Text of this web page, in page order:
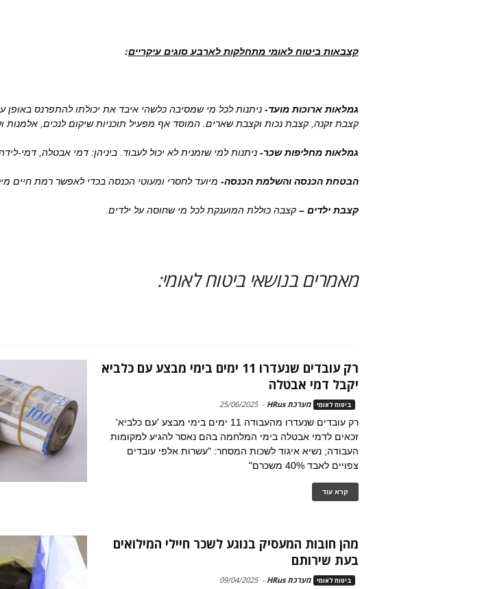
קצבאות ביטוח לאומי מתחלקות לארבע סוגים עיקריים:
גמלאות ארוכות מועד- ניתנות לכל מי שמסיבה כלשהי איבד את יכולתו להתפרנס באופן
קצבת זקנה, קצבת נכות וקצבת שארים. המוסד אף מפעיל תוכניות שיקום לנכים, אלמנות
גמלאות מחליפות שכר- ניתנות למי שזמנית לא יכול לעבוד. ביניהן: דמי אבטלה, דמי-לידה
הבטחת הכנסה והשלמת הכנסה- מיועד לחסרי ומעוטי הכנסה בכדי לאפשר רמת חיים
קצבת ילדים – קצבה כוללת המוענקת לכל מי שחוסה על ילדים.
מאמרים בנושאי ביטוח לאומי:
רק עובדים שנעדרו 11 ימים בימי מבצע עם כלביא
יקבל דמי אבטלה
ביטוח לאומי מערכת HRus -
25/06/2025
רק עובדים שנעדרו מהעבודה 11 ימים בימי מבצע 'עם כלביא'
זכאים לדמי אבטלה בימי המלחמה בהם נאסר להגיע למקומות
העבודה; נשיא איגוד לשכות המסחר: "עשרות אלפי עובדים
צפויים לאבד 40% משכרם"
קרא עוד
מהן חובות המעסיק בנוגע לשכר חיילי המילואים
בעת שירותם
ביטוח לאומי מערכת HRus -
09/04/2025